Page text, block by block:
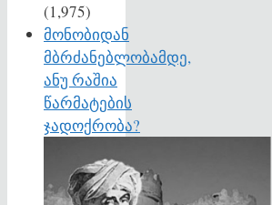
(1,975)
მონობიდან
მბრძანებლობამდე,
ანუ რაშია
წარმატების
ჯადოქრობა?